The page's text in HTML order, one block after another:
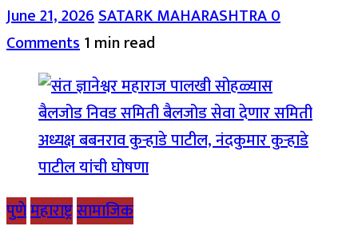
June 21, 2026SATARK MAHARASHTRA0
Comments1 min read
पुणेमहाराष्ट्रसामाजिक